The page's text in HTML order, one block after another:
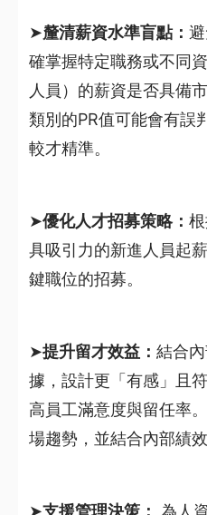
➤釐清薪資水準盲點：
確掌握特定職務或不同
人員）的薪資是否具備
類別的PR值可能會有誤
較才精準。
➤優化人才招募策略：
具吸引力的新進人員起
鍵職位的招募。
➤提升留才效益： 結合
據，設計更「有感」且
高員工滿意度與留任率
場趨勢，並結合內部績